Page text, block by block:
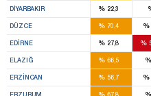
DIYARBAKIR %22,3
DÜZCE %70,4 %
EDIRNE %27,8 %
ELAZIĞ %66,5 %
ERZINCAN %56,7 %
ERZURUM %67,8 %